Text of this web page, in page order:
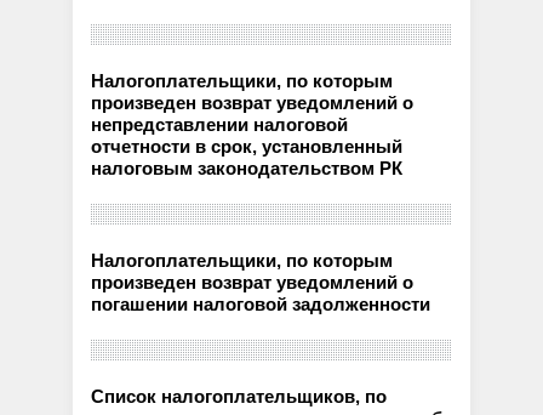
Налогоплательщики, по которым
произведен возврат уведомлений о
непредставлении налоговой
отчетности в срок, установленный
налоговым законодательством РК
Налогоплательщики, по которым
произведен возврат уведомлений о
погашении налоговой задолженности
Список налогоплательщиков, по